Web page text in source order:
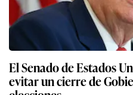
El Senado de Estados
evitar un cierre de